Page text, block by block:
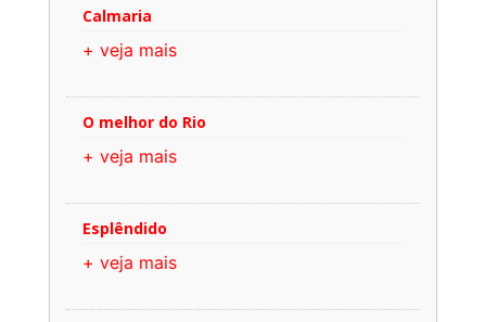
Calmaria
+ veja mais
O melhor do Rio
+ veja mais
Esplêndido
+ veja mais